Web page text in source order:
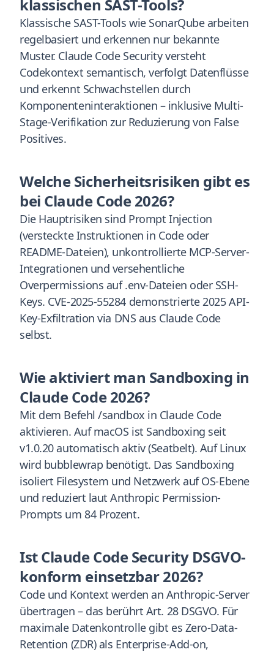
klassischen SAST-Tools?
Klassische SAST-Tools wie SonarQube arbeiten
regelbasiert und erkennen nur bekannte
Muster. Claude Code Security versteht
Codekontext semantisch, verfolgt Datenflüsse
und erkennt Schwachstellen durch
Komponenteninteraktionen – inklusive Multi-
Stage-Verifikation zur Reduzierung von False
Positives.
Welche Sicherheitsrisiken gibt es
bei Claude Code 2026?
Die Hauptrisiken sind Prompt Injection
(versteckte Instruktionen in Code oder
README-Dateien), unkontrollierte MCP-Server-
Integrationen und versehentliche
Overpermissions auf .env-Dateien oder SSH-
Keys. CVE-2025-55284 demonstrierte 2025 API-
Key-Exfiltration via DNS aus Claude Code
selbst.
Wie aktiviert man Sandboxing in
Claude Code 2026?
Mit dem Befehl /sandbox in Claude Code
aktivieren. Auf macOS ist Sandboxing seit
v1.0.20 automatisch aktiv (Seatbelt). Auf Linux
wird bubblewrap benötigt. Das Sandboxing
isoliert Filesystem und Netzwerk auf OS-Ebene
und reduziert laut Anthropic Permission-
Prompts um 84 Prozent.
Ist Claude Code Security DSGVO-
konform einsetzbar 2026?
Code und Kontext werden an Anthropic-Server
übertragen – das berührt Art. 28 DSGVO. Für
maximale Datenkontrolle gibt es Zero-Data-
Retention (ZDR) als Enterprise-Add-on,